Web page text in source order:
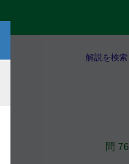
解説を検索
問 76